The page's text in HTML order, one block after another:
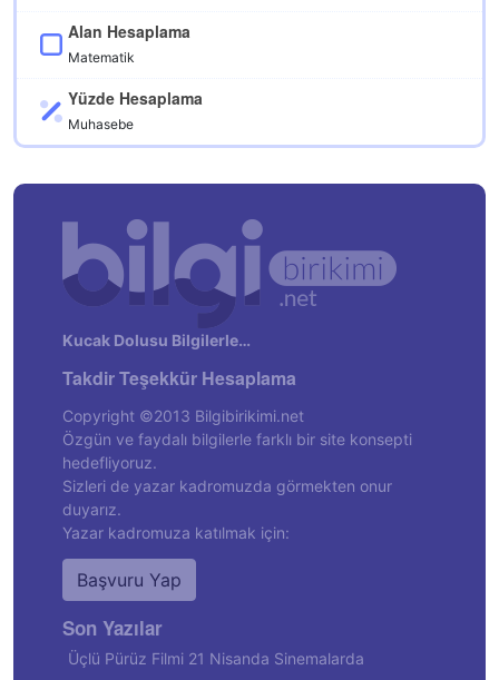
Alan Hesaplama
Matematik
Yüzde Hesaplama
Muhasebe
Kucak Dolusu Bilgilerle…
Takdir Teşekkür Hesaplama
Copyright ©2013 Bilgibirikimi.net
Özgün ve faydalı bilgilerle farklı bir site konsepti
hedefliyoruz.
Sizleri de yazar kadromuzda görmekten onur
duyarız.
Yazar kadromuza katılmak için:
Başvuru Yap
Son Yazılar
Üçlü Pürüz Filmi 21 Nisanda Sinemalarda